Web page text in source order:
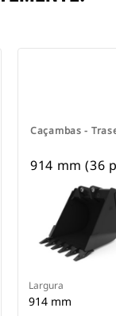
Caçambas -
914 mm (36
Largura
914 mm